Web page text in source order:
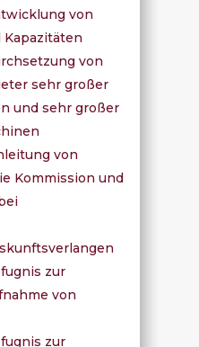
von
von
sehr großer
und sehr großer
von
Kommission und
zur
von
zur